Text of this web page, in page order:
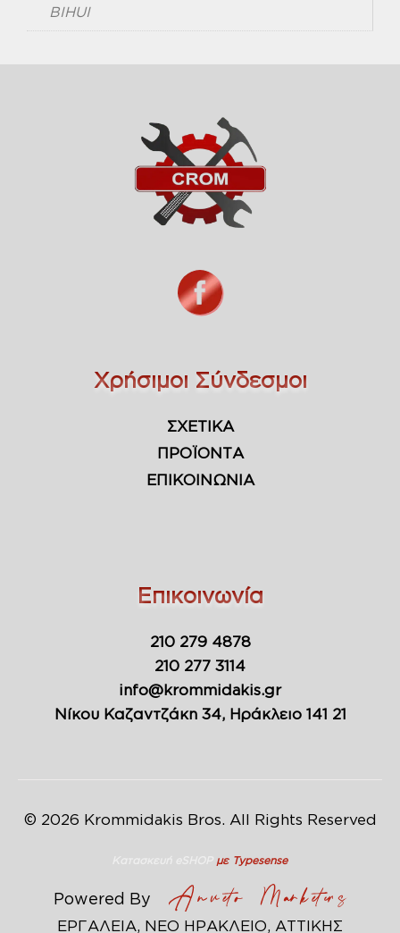
BIHUI
Χρήσιμοι Σύνδεσμοι
ΣΧΕΤΙΚΑ
ΠΡΟΪΟΝΤΑ
ΕΠΙΚΟΙΝΩΝΙΑ
Επικοινωνία
210 279 4878
210 277 3114
info@krommidakis.gr
Νίκου Καζαντζάκη 34, Ηράκλειο 141 21
© 2026 Krommidakis Bros. All Rights Reserved
με Typesense
Powered By
ΕΡΓΑΛΕΙΑ, ΝΕΟ ΗΡΑΚΛΕΙΟ, ΑΤΤΙΚΗΣ